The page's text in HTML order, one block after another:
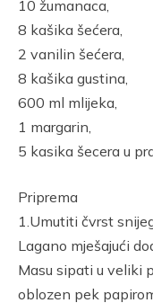
10 žumanaca,
8 kašika šećera,
2 vanilin šećera,
8 kašika gustina,
600 ml mlijeka,
1 margarin,
5 kasika šecera u
Priprema
1.Umutiti čvrst
Lagano mješajući
Masu sipati u veliki
oblozen pek